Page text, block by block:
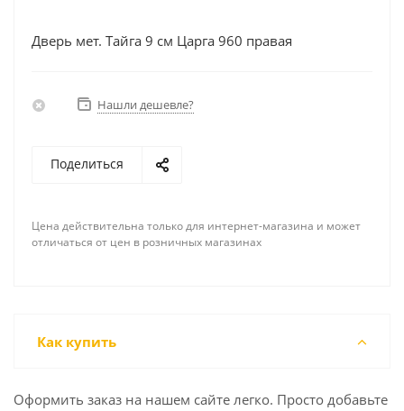
Дверь мет. Тайга 9 см Царга 960 правая
Нашли дешевле?
Поделиться
Цена действительна только для интернет-магазина и может
отличаться от цен в розничных магазинах
Как купить
Оформить заказ на нашем сайте легко. Просто добавьте